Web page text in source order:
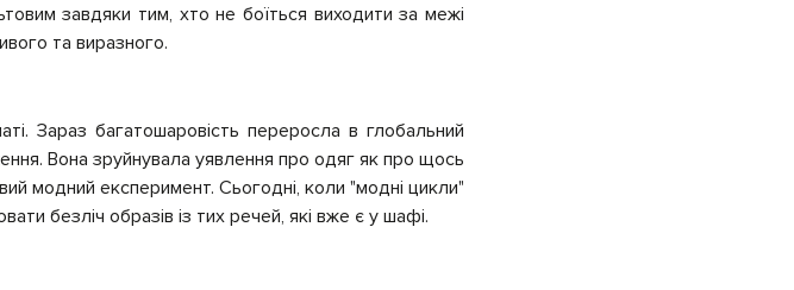
завдяки тим, хто не боїться виходити за межі
та виразного.
Зараз багатошаровість переросла в глобальний
Вона зруйнувала уявлення про одяг як про щось
модний експеримент. Сьогодні, коли "модні цикли"
безліч образів із тих речей, які вже є у шафі.